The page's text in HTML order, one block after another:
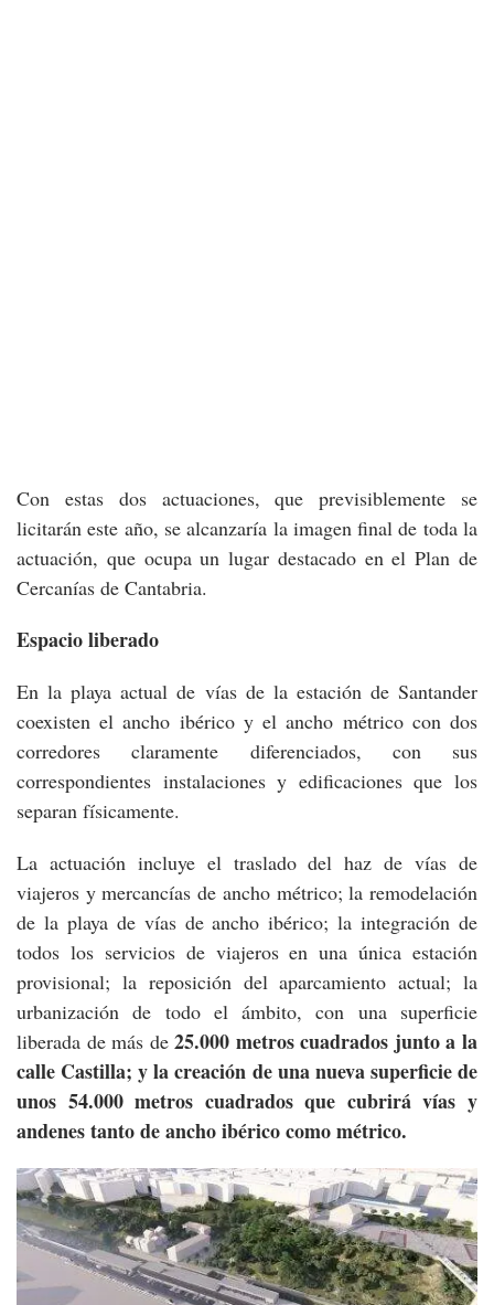
Con estas dos actuaciones, que previsiblemente se
licitarán este año, se alcanzaría la imagen final de toda la
actuación, que ocupa un lugar destacado en el Plan de
Cercanías de Cantabria.
Espacio liberado
En la playa actual de vías de la estación de Santander
coexisten el ancho ibérico y el ancho métrico con dos
corredores claramente diferenciados, con sus
correspondientes instalaciones y edificaciones que los
separan físicamente.
La actuación incluye el traslado del haz de vías de
viajeros y mercancías de ancho métrico; la remodelación
de la playa de vías de ancho ibérico; la integración de
todos los servicios de viajeros en una única estación
provisional; la reposición del aparcamiento actual; la
urbanización de todo el ámbito, con una superficie
liberada de más de25.000 metros cuadrados junto a la
calle Castilla; y la creación de una nueva superficie de
unos 54.000 metros cuadradosque cubrirá vías y
andenes tanto de ancho ibérico como métrico.